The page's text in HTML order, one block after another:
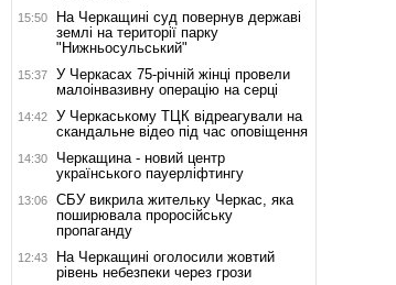
15:50
На Черкащині суд повернув державі
землі на території парку
"Нижньосульський"
15:37
У Черкасах 75-річній жінці провели
малоінвазивну операцію на серці
14:42
У Черкаському ТЦК відреагували на
скандальне відео під час оповіщення
14:30
Черкащина - новий центр
українського пауерліфтингу
13:06
СБУ викрила жительку Черкас, яка
поширювала проросійську
пропаганду
12:43
На Черкащині оголосили жовтий
рівень небезпеки через грози